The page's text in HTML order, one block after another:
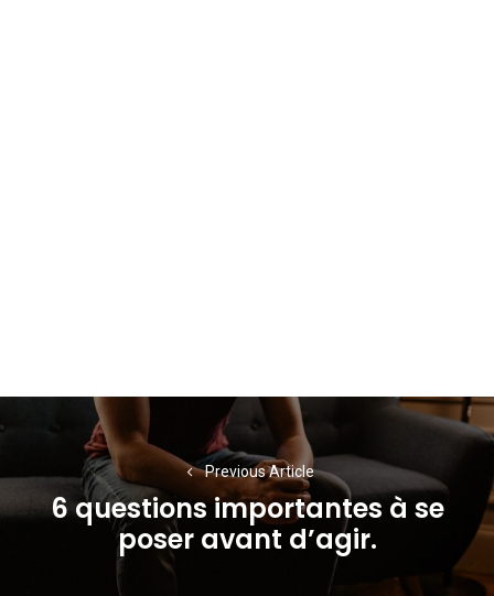
Navigation
l’article
Previous Article
Previous
post:
6 questions importantes à se
poser avant d’agir.